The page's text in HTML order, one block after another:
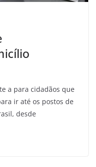
a para cidadãos que
ir até os postos de
desde